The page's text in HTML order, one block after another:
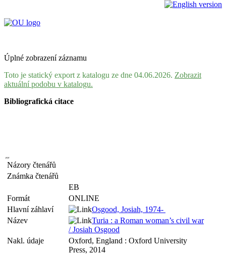
Úplné zobrazení záznamu
Toto je statický export z katalogu ze dne 04.06.2026. Zobrazit
aktuální podobu v katalogu.
Bibliografická citace
Názory čtenářů
Známka čtenářů
EB
Formát
ONLINE
Hlavní záhlaví
Osgood, Josiah, 1974-
Název
Turia : a Roman woman’s civil war
/ Josiah Osgood
Nakl. údaje
Oxford, England : Oxford University
Press, 2014